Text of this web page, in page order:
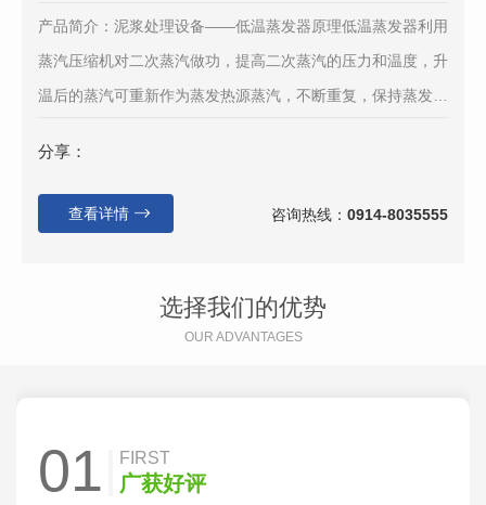
产品简介：泥浆处理设备——低温蒸发器原理低温蒸发器利用
蒸汽压缩机对二次蒸汽做功，提高二次蒸汽的压力和温度，升
温后的蒸汽可重新作为蒸发热源蒸汽，不断重复，保持蒸发过
分享：
查看详情 咨询热线： 0914-8035555
选择我们的优势
OUR ADVANTAGES
01 FIRST
广获好评